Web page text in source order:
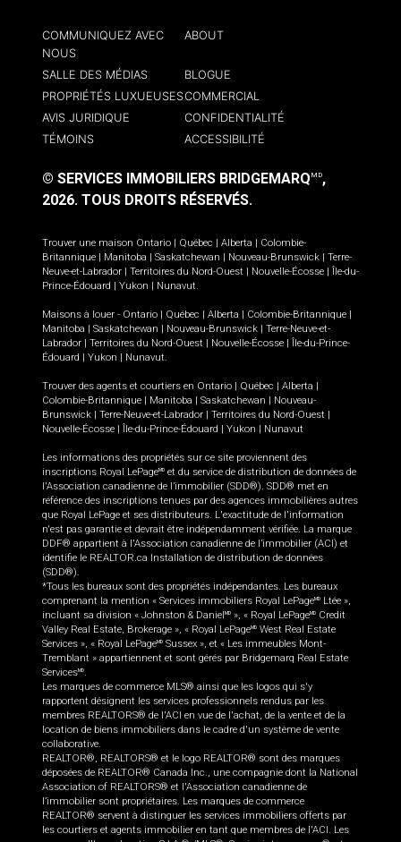
COMMUNIQUEZ AVEC
NOUS
ABOUT
SALLE DES MÉDIAS
BLOGUE
PROPRIÉTÉS LUXUEUSESCOMMERCIAL
AVIS JURIDIQUE
CONFIDENTIALITÉ
TÉMOINS
ACCESSIBILITÉ
© SERVICES IMMOBILIERS BRIDGEMARQ MD,
2026. TOUS DROITS RÉSERVÉS.
Trouver une maison Ontario Québec Alberta
Colombie-
Britannique
Manitoba Saskatchewan Nouveau-Brunswick
Terre-
Neuve-et-Labrador
Territoires du Nord-Ouest Nouvelle-Écosse
Île-du-
Prince-Édouard
Yukon Nunavut.
Maisons à louer - Ontario Québec Alberta Colombie-Britannique
Manitoba
Saskatchewan Nouveau-Brunswick
Terre-Neuve-et-
Labrador
Territoires du Nord-Ouest Nouvelle-Écosse
Île-du-Prince-
Édouard
Yukon Nunavut.
Trouver des agents et courtiers en Ontario Québec Alberta
Colombie-Britannique
Manitoba Saskatchewan
Nouveau-
Brunswick
Terre-Neuve-et-Labrador Territoires du Nord-Ouest
Nouvelle-Écosse
Île-du-Prince-Édouard Yukon Nunavut
Les informations des propriétés sur ce site proviennent des
inscriptions Royal LePageMD et du service de distribution de données de
l'Association canadienne de l’immobilier (SDD®). SDD® met en
référence des inscriptions tenues par des agences immobilières autres
que Royal LePage et ses distributeurs. L'exactitude de l'information
n'est pas garantie et devrait être indépendamment vérifiée. La marque
DDF® appartient à l'Association canadienne de l’immobilier (ACI) et
identifie le REALTOR.ca Installation de distribution de données
(SDD®).
*Tous les bureaux sont des propriétés indépendantes. Les bureaux
comprenant la mention « Services immobiliers Royal LePageMD
Ltée »,
incluant sa division « Johnston & Daniel MD », « Royal LePageMD
Credit
Valley Real Estate, Brokerage », « Royal LePageMD West Real Estate
Services », « Royal LePageMD Sussex », et « Les immeubles Mont-
Tremblant » appartiennent et sont gérés par Bridgemarq Real Estate
ServicesMD.
Les marques de commerce MLS® ainsi que les logos qui s'y
rapportent désignent les services professionnels rendus par les
membres REALTORS® de l'ACI en vue de l'achat, de la vente et de la
location de biens immobiliers dans le cadre d'un système de vente
collaborative.
REALTOR®, REALTORS® et le logo REALTOR® sont des marques
déposées de REALTOR® Canada Inc., une compagnie dont la National
Association of REALTORS® et l'Association canadienne de
l’immobilier sont propriétaires. Les marques de commerce
REALTOR® servent à distinguer les services immobiliers offerts par
les courtiers et agents immobilier en tant que membres de l'ACI. Les